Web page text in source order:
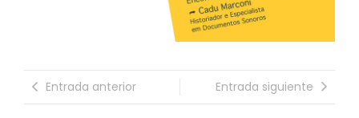
Entrada anterior Entrada siguiente